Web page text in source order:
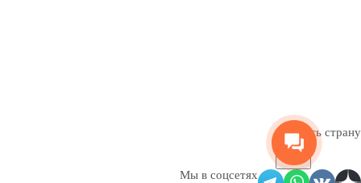
Сменить страну
Мы в соцсетях